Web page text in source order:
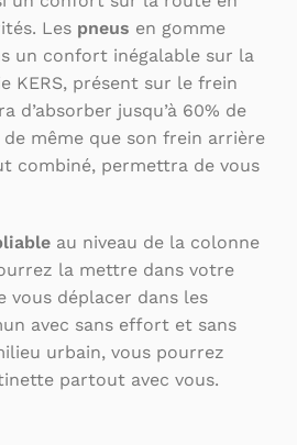
Les pneus en gomme
un confort inégalable sur la
KERS, présent sur le frein
d’absorber jusqu’à 60% de
de même que son frein arrière
combiné, permettra de vous
au niveau de la colonne
la mettre dans votre
vous déplacer dans les
avec sans effort et sans
urbain, vous pourrez
partout avec vous.